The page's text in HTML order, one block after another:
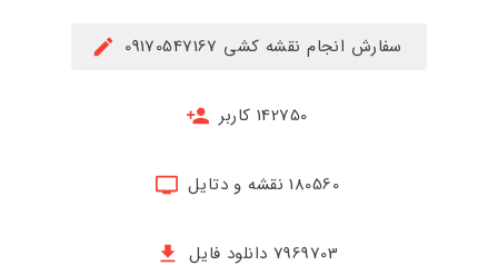
سفارش انجام نقشه کشی 09170547167
142750 کاربر
180560 نقشه و دتایل
7969703 دانلود فایل